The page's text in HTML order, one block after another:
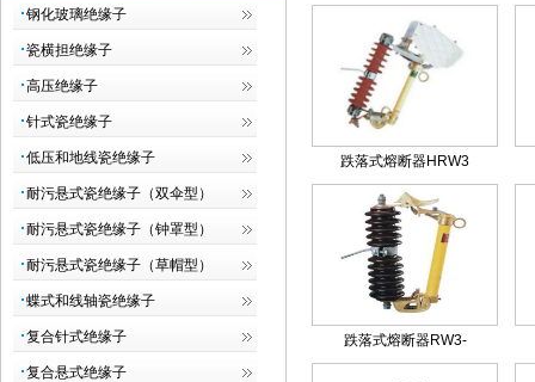
钢化玻璃绝缘子
瓷横担绝缘子
高压绝缘子
针式瓷绝缘子
低压和地线瓷绝缘子
耐污悬式瓷绝缘子（双伞型）
耐污悬式瓷绝缘子（钟罩型）
耐污悬式瓷绝缘子（草帽型）
蝶式和线轴瓷绝缘子
复合针式绝缘子
复合悬式绝缘子
跌落式熔断器HRW3
跌落式熔断器RW3-